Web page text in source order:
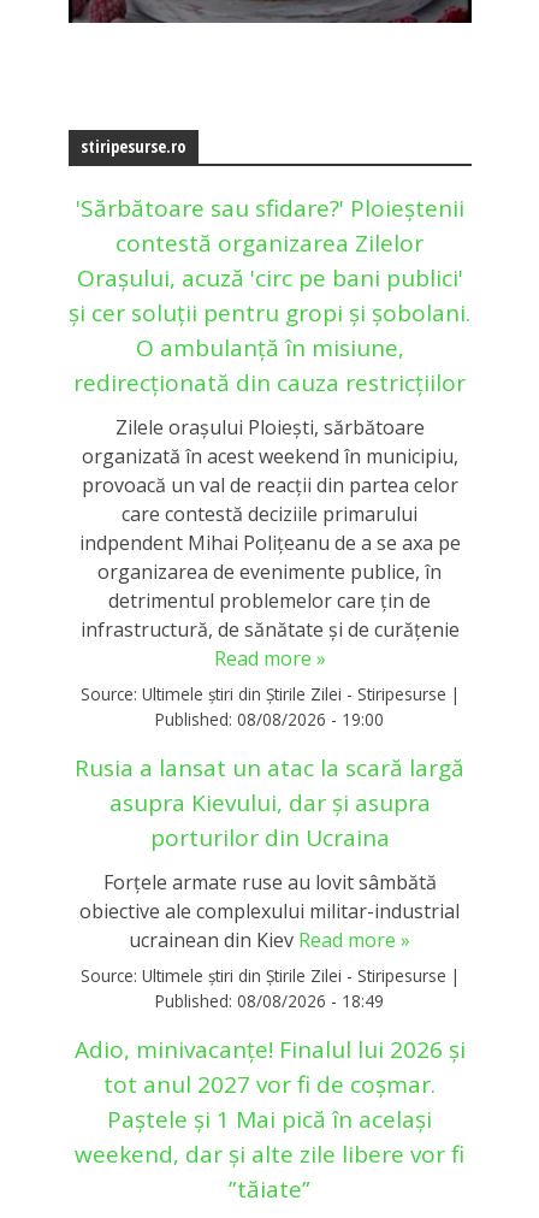
stiripesurse.ro
'Sărbătoare sau sfidare?' Ploieștenii
contestă organizarea Zilelor
Orașului, acuză 'circ pe bani publici'
și cer soluții pentru gropi și șobolani.
O ambulanță în misiune,
redirecționată din cauza restricțiilor
Zilele oraşului Ploieşti, sărbătoare
organizată în acest weekend în municipiu,
provoacă un val de reacţii din partea celor
care contestă deciziile primarului
indpendent Mihai Poliţeanu de a se axa pe
organizarea de evenimente publice, în
detrimentul problemelor care ţin de
infrastructură, de sănătate şi de curăţenie
Read more »
Source: Ultimele știri din Știrile Zilei - Stiripesurse |
Published: 08/08/2026 - 19:00
Rusia a lansat un atac la scară largă
asupra Kievului, dar și asupra
porturilor din Ucraina
Forţele armate ruse au lovit sâmbătă
obiective ale complexului militar-industrial
ucrainean din Kiev Read more »
Source: Ultimele știri din Știrile Zilei - Stiripesurse |
Published: 08/08/2026 - 18:49
Adio, minivacanțe! Finalul lui 2026 și
tot anul 2027 vor fi de coșmar.
Paștele și 1 Mai pică în același
weekend, dar și alte zile libere vor fi
”tăiate”